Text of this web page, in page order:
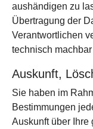
aushändigen zu
Übertragung der
Verantwortlichen
technisch machbar
Auskunft,
Sie haben im
Bestimmungen
Auskunft über Ihre